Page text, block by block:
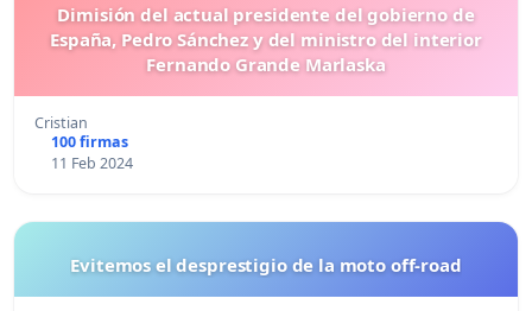
Dimisión del actual presidente del gobierno de
España, Pedro Sánchez y del ministro del interior
Fernando Grande Marlaska
Cristian
100 firmas
11 Feb 2024
Evitemos el desprestigio de la moto off-road